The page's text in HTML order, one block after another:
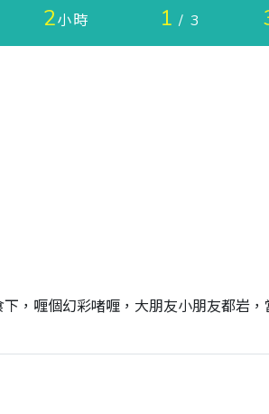
2小時 1 / 3
，喱個幻彩啫喱，大朋友小朋友都岩